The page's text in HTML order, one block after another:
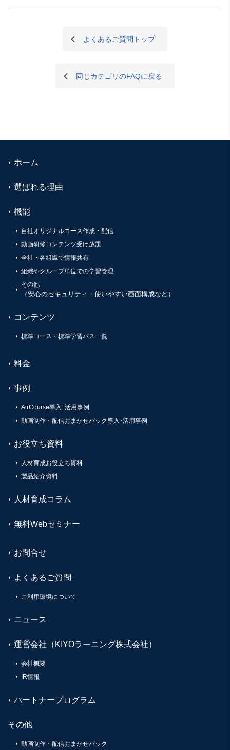
よくあるご質問トップ
同じカテゴリのFAQに戻る
ホーム
選ばれる理由
機能
自社オリジナルコース作成・配信
動画研修コンテンツ受け放題
全社・各組織で情報共有
組織やグループ単位での学習管理
その他
（安心のセキュリティ・使いやすい画面構成など）
コンテンツ
標準コース・標準学習パス一覧
料金
事例
AirCourse導入･活用事例
動画制作・配信おまかせパック導入･活用事例
お役立ち資料
人材育成お役立ち資料
製品紹介資料
人材育成コラム
無料Webセミナー
お問合せ
よくあるご質問
ご利用環境について
ニュース
運営会社（KIYOラーニング株式会社）
会社概要
IR情報
パートナープログラム
その他
動画制作・配信おまかせパック